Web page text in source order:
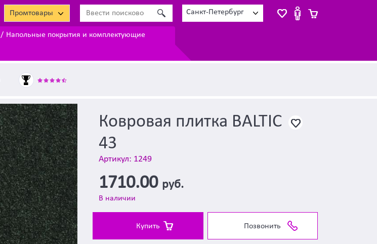
Промтовары Санкт-Петербург
Напольные покрытия и комплектующие
Ковровая плитка BALTIC
43
Артикул: 1249
1710.00 руб.
В наличии
Купить Позвонить